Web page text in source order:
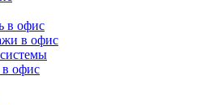
в офис
в офис
офис